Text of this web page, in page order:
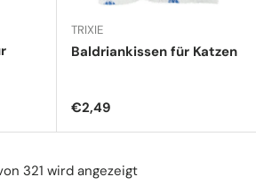
TRIXIE
Baldriankissen für Katzen
Normaler Preis
€2,49
321 wird angezeigt